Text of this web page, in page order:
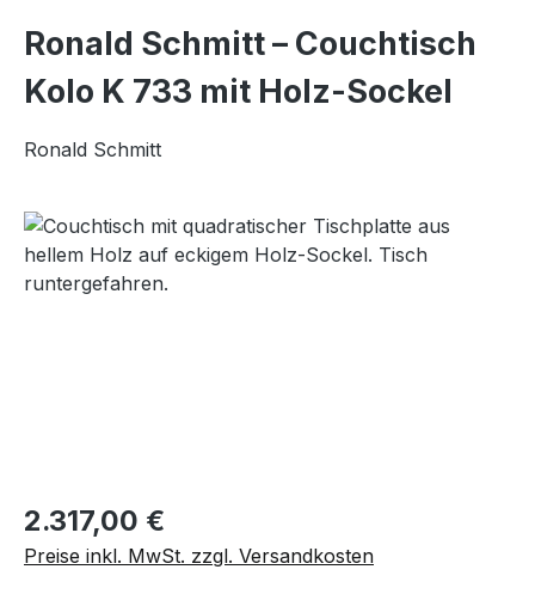
Ronald Schmitt – Couchtisch
Kolo K 733 mit Holz-Sockel
Ronald Schmitt
Bildergalerie überspringen
Regulärer Preis:
2.317,00 €
Preise inkl. MwSt. zzgl. Versandkosten